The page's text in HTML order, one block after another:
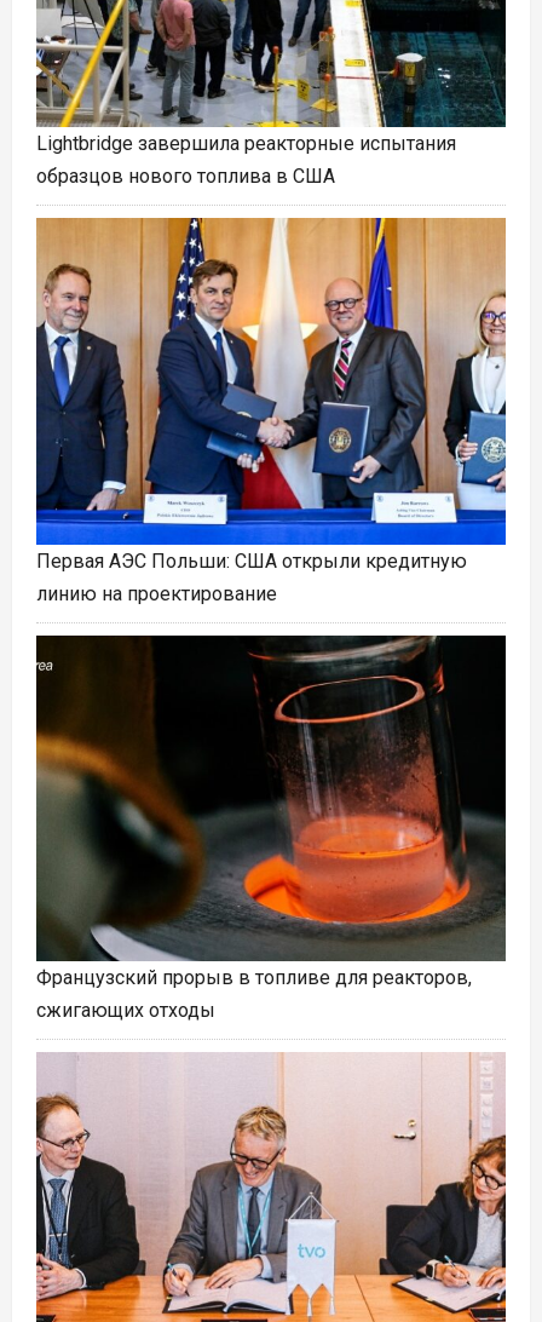
Lightbridge завершила реакторные испытания
образцов нового топлива в США
Первая АЭС Польши: США открыли кредитную
линию на проектирование
Французский прорыв в топливе для реакторов,
сжигающих отходы